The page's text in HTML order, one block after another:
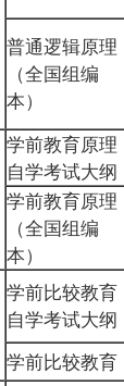
普通逻辑原理
（全国组编
本）
学前教育原理
自学考试大纲
学前教育原理
（全国组编
本）
学前比较教育
自学考试大纲
学前比较教育